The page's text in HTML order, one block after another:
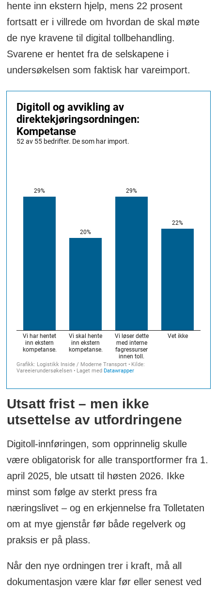
Spennvidde : Deltagerne representerer
24 ulike bransjesegmenter.
Representativitet:
Undersøkelsen er
ikke representativ for en gjennomsnittlig
over en milliard kroner i årsomsetning.
Samlet årlig omsetning:
NOK.
Undersøkelsen er
anonymisert for å sikre ærlige svar på
respondentene.
hente inn ekstern hjelp, mens 22 prosent
fortsatt er i villrede om hvordan de skal møte
de nye kravene til digital tollbehandling.
Svarene er hentet fra de selskapene i
undersøkelsen som faktisk har vareimport.
Utsatt frist – men ikke
utsettelse av utfordringene
Digitoll-innføringen, som opprinnelig skulle
være obligatorisk for alle transportformer fra 1.
april 2025, ble utsatt til høsten 2026. Ikke
minst som følge av sterkt press fra
næringslivet – og en erkjennelse fra Tolletaten
om at mye gjenstår før både regelverk og
praksis er på plass.
Når den nye ordningen trer i kraft, må all
dokumentasjon være klar før eller senest ved